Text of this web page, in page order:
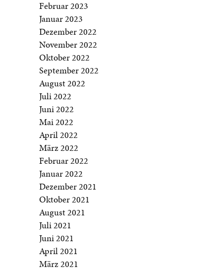
Februar 2023
Januar 2023
Dezember 2022
November 2022
Oktober 2022
September 2022
August 2022
Juli 2022
Juni 2022
Mai 2022
April 2022
März 2022
Februar 2022
Januar 2022
Dezember 2021
Oktober 2021
August 2021
Juli 2021
Juni 2021
April 2021
März 2021